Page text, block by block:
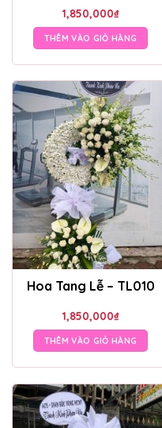
1,850,000₫
THÊM VÀO GIỎ HÀNG
Hoa Tang Lễ – TL010
1,850,000₫
THÊM VÀO GIỎ HÀNG